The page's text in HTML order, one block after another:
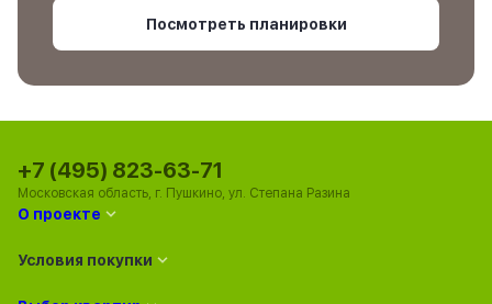
Посмотреть планировки
О проекте
Условия покупки
+7 (495) 823-63-71
Московская область, г. Пушкино, ул. Степана Разина